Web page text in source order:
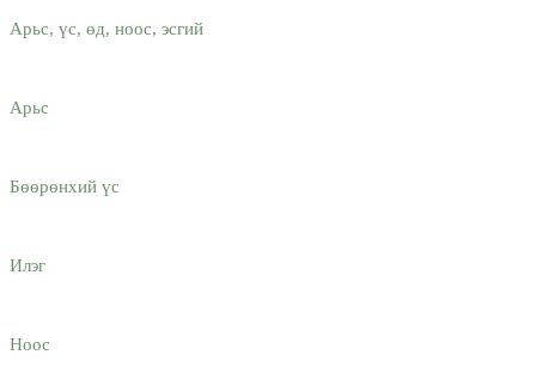
Арьс, үс, өд, ноос, эсгий
Арьс
Бөөрөнхий үс
Илэг
Ноос